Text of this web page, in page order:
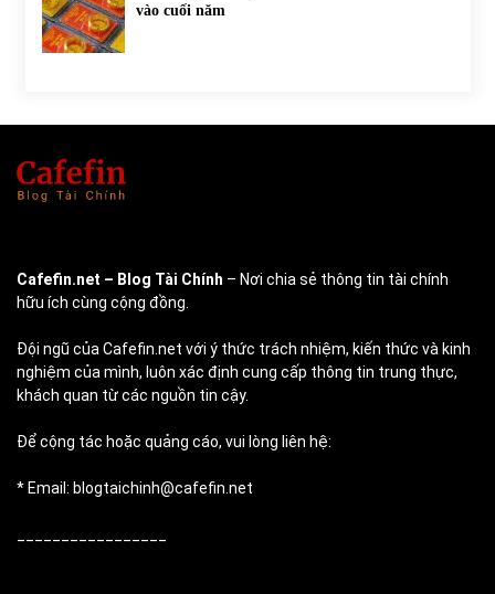
vào cuối năm
Cafefin.net – Blog Tài Chính – Nơi chia sẻ thông tin tài chính
hữu ích cùng cộng đồng.
Đội ngũ của Cafefin.net với ý thức trách nhiệm, kiến thức và kinh
nghiệm của mình, luôn xác định cung cấp thông tin trung thực,
khách quan từ các nguồn tin cậy.
Để cộng tác hoặc quảng cáo, vui lòng liên hệ:
* Email: blogtaichinh@cafefin.net